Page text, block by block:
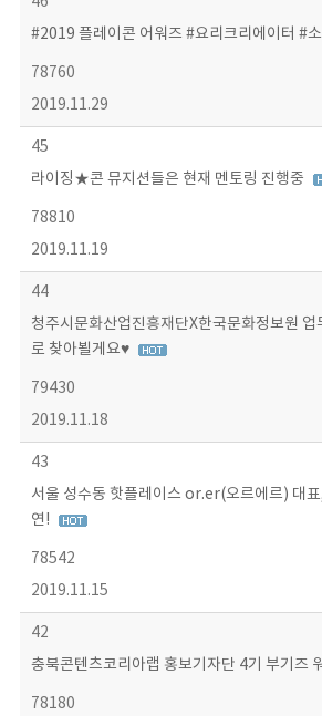
#2019 플레이콘 어워즈 #요리크리에이터 #
78760
2019.11.29
45
라이징★콘 뮤지션들은 현재 멘토링 진행중
78810
2019.11.19
44
청주시문화산업진흥재단X한국문화정보원 업
로 찾아뵐게요♥
79430
2019.11.18
43
서울 성수동 핫플레이스 or.er(오르에르) 대
연!
78542
2019.11.15
42
충북콘텐츠코리아랩 홍보기자단 4기 부기즈
78180